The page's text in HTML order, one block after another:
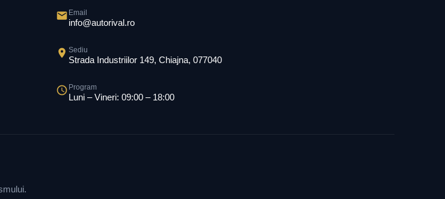
Email
info@autorival.ro
Sediu
Strada Industriilor 149, Chiajna, 077040
Program
Luni – Vineri: 09:00 – 18:00